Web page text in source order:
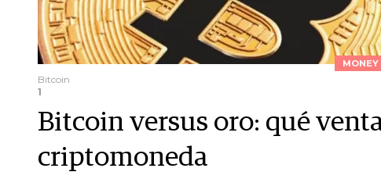
MONEY
Bitcoin
1
Bitcoin versus oro: qué
criptomoneda